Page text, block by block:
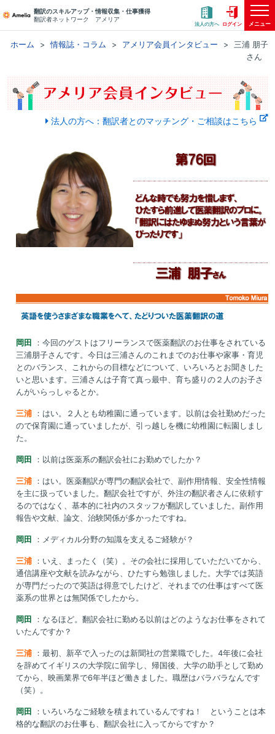
翻訳のスキルアップ・情報収集・仕事獲得
翻訳者ネットワーク アメリア
法人の方へ ログイン メニュー
ホーム 情報誌・コラム アメリア会員インタビュー
三浦 朋子
さん
法人の方へ：翻訳者とのマッチング・ご相談はこちら
岡田
：今回のゲストはフリーランスで医薬翻訳のお仕事をされている
三浦朋子さんです。今日は三浦さんのこれまでのお仕事や家事・育児
とのバランス、これからの目標などについて、いろいろとお聞きした
いと思います。三浦さんは子育て真っ最中、育ち盛りの２人のお子さ
んがいらっしゃるとか。
三浦：はい。２人とも幼稚園に通っています。以前は会社勤めだった
ので保育園に通っていましたが、引っ越しを機に幼稚園に転園しまし
た。
岡田 ：以前は医薬系の翻訳会社にお勤めでしたか？
三浦：はい。医薬翻訳が専門の翻訳会社で、副作用情報、安全性情報
を主に扱っていました。翻訳会社ですが、外注の翻訳者さんに依頼す
るのではなく、基本的に社内のスタッフが翻訳していました。副作用
報告や文献、論文、治験関係が多かったですね。
岡田 ：メディカル分野の知識を支えるご経験が？
三浦：いえ、まったく（笑）。その会社に採用していただいてから、
通信講座や文献を読みながら、ひたすら勉強しました。大学では英語
が専門だったので英語は得意でしたけど、それまでの仕事はすべて医
薬系の世界とは無関係でしたから。
岡田
：なるほど。翻訳会社に勤める以前はどのようなお仕事をされて
いたんですか？
三浦：最初、新卒で入ったのは新聞社の営業職でした。4年後に会社
を辞めてイギリスの大学院に留学し、帰国後、大学の助手として勤め
てから、映画業界で6年半ほど働きました。職歴はバラバラなんです
（笑）。
岡田
：いろいろなご経験を積まれているんですね！ ということは本
格的な翻訳のお仕事も、翻訳会社に入ってからですか？